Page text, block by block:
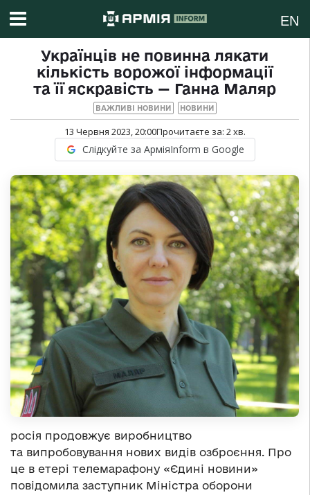
EN
Українців не повинна лякати
кількість ворожої інформації
та її яскравість — Ганна Маляр
ВАЖЛИВІ НОВИНИ НОВИНИ
13 Червня 2023, 20:00Прочитаєте за: 2хв.
Слідкуйте за АрміяInform в Google
росія продовжує виробництво
та випробовування нових видів озброєння. Про
це в етері телемарафону «Єдині новини»
повідомила заступник Міністра оборони